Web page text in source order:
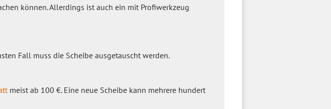
können. Allerdings ist auch ein mit Profiwerkzeug
Fall muss die Scheibe ausgetauscht werden.
meist ab 100 €. Eine neue Scheibe kann mehrere hundert